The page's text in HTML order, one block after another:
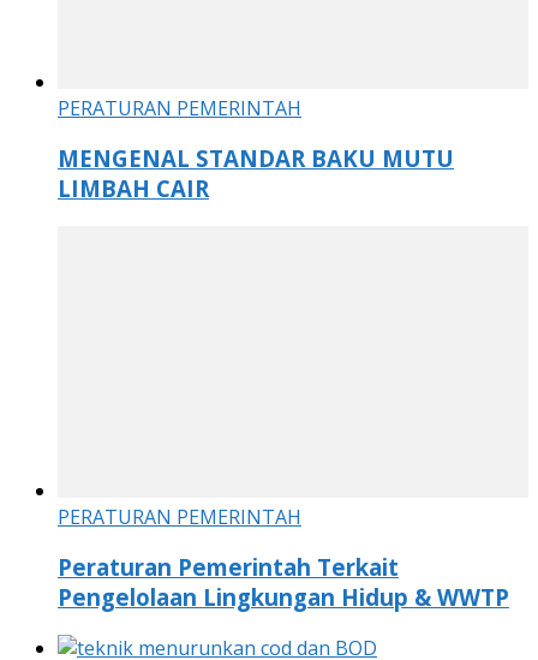
PERATURAN PEMERINTAH
MENGENAL STANDAR BAKU MUTU
LIMBAH CAIR
PERATURAN PEMERINTAH
Peraturan Pemerintah Terkait
Pengelolaan Lingkungan Hidup & WWTP